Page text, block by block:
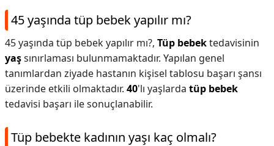
45 yaşında tüp bebek yapılır mı?
45 yaşında tüp bebek yapılır mı?, Tüp bebektedavisinin
yaşsınırlaması bulunmamaktadır. Yapılan genel
tanımlardan ziyade hastanın kişisel tablosu başarı şansı
üzerinde etkili olmaktadır. 40'lı yaşlarda tüp bebek
tedavisi başarı ile sonuçlanabilir.
Tüp bebekte kadının yaşı kaç olmalı?